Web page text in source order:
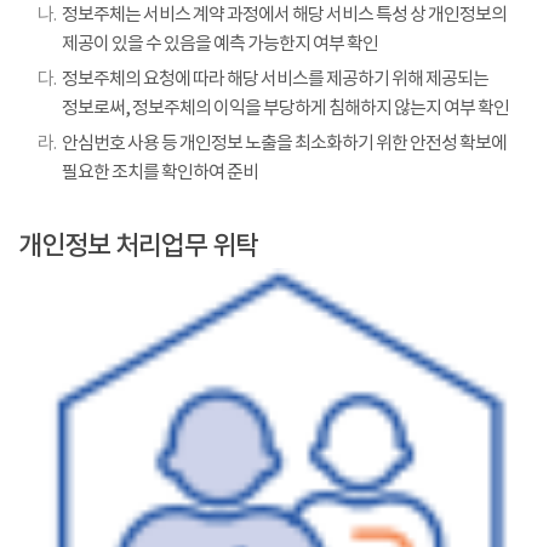
나. 정보주체는 서비스 계약 과정에서 해당 서비스 특성 상 개인정보의
제공이 있을 수 있음을 예측 가능한지 여부 확인
다. 정보주체의 요청에 따라 해당 서비스를 제공하기 위해 제공되는
정보로써, 정보주체의 이익을 부당하게 침해하지 않는지 여부 확인
라. 안심번호 사용 등 개인정보 노출을 최소화하기 위한 안전성 확보에
필요한 조치를 확인하여 준비
개인정보 처리업무 위탁